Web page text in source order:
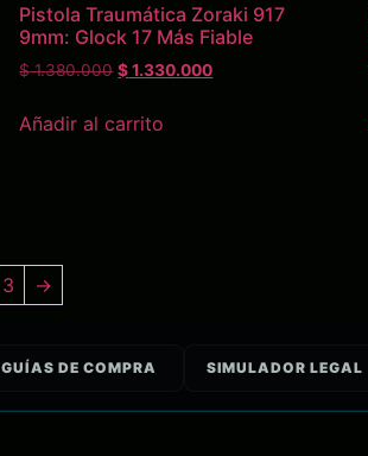
Pistola Traumática Zoraki 917
9mm: Glock 17 Más Fiable
$1.380.000 $1.330.000
Añadir al carrito
3 →
GUÍAS DE COMPRA SIMULADOR LEGAL